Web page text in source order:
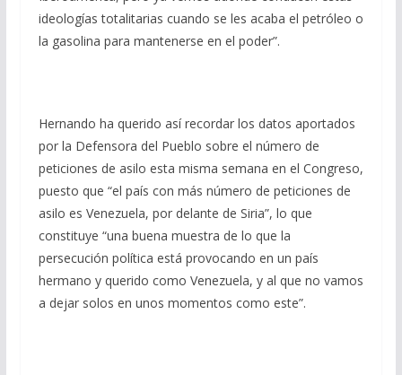
ideologías totalitarias cuando se les acaba el petróleo o
la gasolina para mantenerse en el poder”.
Hernando ha querido así recordar los datos aportados
por la Defensora del Pueblo sobre el número de
peticiones de asilo esta misma semana en el Congreso,
puesto que “el país con más número de peticiones de
asilo es Venezuela, por delante de Siria”, lo que
constituye “una buena muestra de lo que la
persecución política está provocando en un país
hermano y querido como Venezuela, y al que no vamos
a dejar solos en unos momentos como este”.